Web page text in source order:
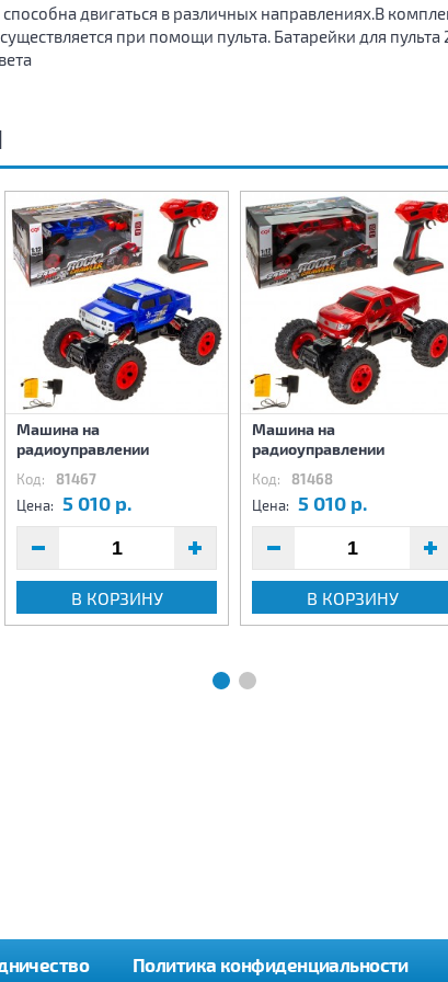
двигаться в различных направлениях.В
при помощи пульта. Батарейки для пульта
Машина на
радиоуправлении
Код: 81467
Цена: 5 010 р.
В КОРЗИНУ
Машина на
радиоуправлении
Код: 81468
Цена: 5 010 р.
В КОРЗИНУ
Политика конфиденциальности